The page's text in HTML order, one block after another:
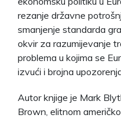
rezanje državne
smanjenje standarda
okvir za razumijevanje
problema u kojima se
izvući i brojna
Autor knjige je Mark
Brown, elitnom